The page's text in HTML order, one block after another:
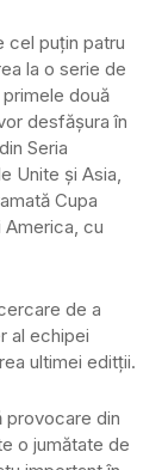
cel puțin patru
la o serie de
două
desfășura în
Seria
Unite și Asia,
Cupa
cu
de a
al echipei
ultimei editții.
provocare din
o jumătate de